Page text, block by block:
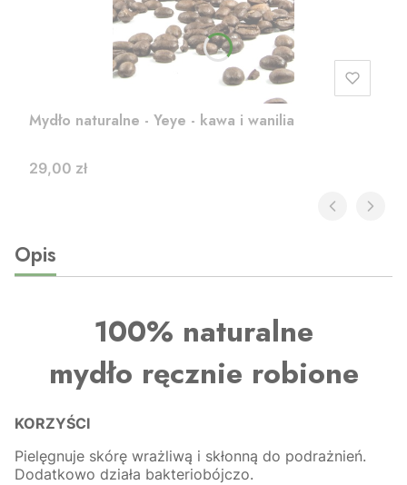
Mydło naturalne - Yeye - kawa i wanilia
Cena
29,00 zł
Opis
100% naturalne
mydło ręcznie robione
KORZYŚCI
Pielęgnuje skórę wrażliwą i skłonną do podrażnień.
Dodatkowo działa bakteriobójczo.